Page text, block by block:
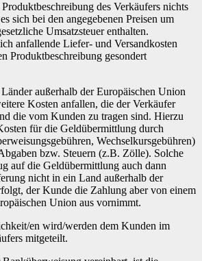
des Verkäufers nichts
sich bei den angegebenen Preisen um
Umsatzsteuer enthalten.
anfallende Liefer- und Versandkosten
Produktbeschreibung gesondert
außerhalb der Europäischen Union
Kosten anfallen, die der Verkäufer
die vom Kunden zu tragen sind. Hierzu
für die Geldübermittlung durch
Wechselkursgebühren)
bzw. Steuern (z.B. Zölle). Solche
auf die Geldübermittlung auch dann
nicht in ein Land außerhalb der
der Kunde die Zahlung aber von einem
Union aus vornimmt.
en wird/werden dem Kunden im
mitgeteilt.